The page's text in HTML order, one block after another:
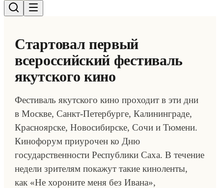
Стартовал первый
всероссийский фестиваль
якутского кино
Фестиваль якутского кино проходит в эти дни
в Москве, Санкт-Петербурге, Калининграде,
Красноярске, Новосибирске, Сочи и Тюмени.
Кинофорум приурочен ко Дню
государственности Республики Саха. В течение
недели зрителям покажут такие киноленты,
как «Не хороните меня без Ивана»,